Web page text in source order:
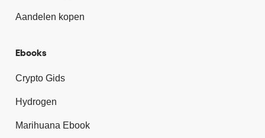
Aandelen kopen
Ebooks
Crypto Gids
Hydrogen
Marihuana Ebook